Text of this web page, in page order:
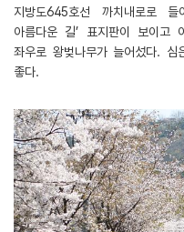
지방도645호선 까치내로로
아름다운 길’ 표지판이 보이고
좌우로 왕벚나무가 늘어섰다.
좋다.